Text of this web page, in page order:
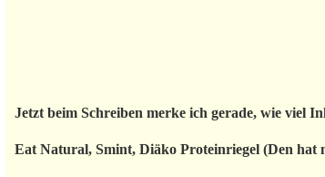
Jetzt beim Schreiben merke ich gerade, wie viel
Eat Natural, Smint, Diäko Proteinriegel (Den hat